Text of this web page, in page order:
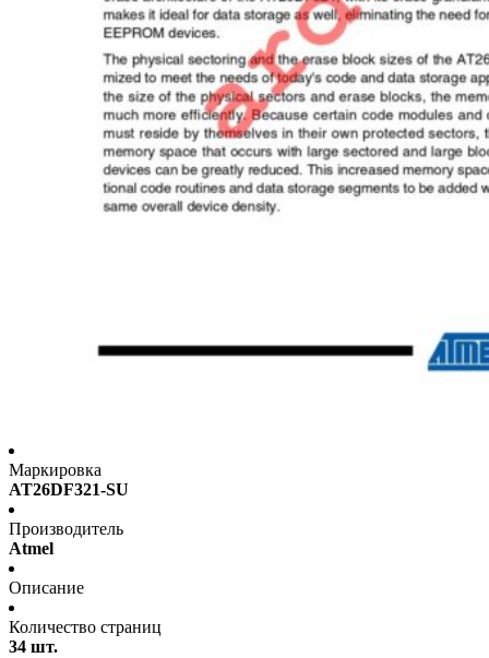
Маркировка
AT26DF321-SU
Производитель
Atmel
Описание
Количество страниц
34 шт.